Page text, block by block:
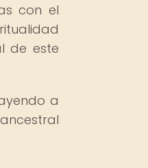
con el
de este
a